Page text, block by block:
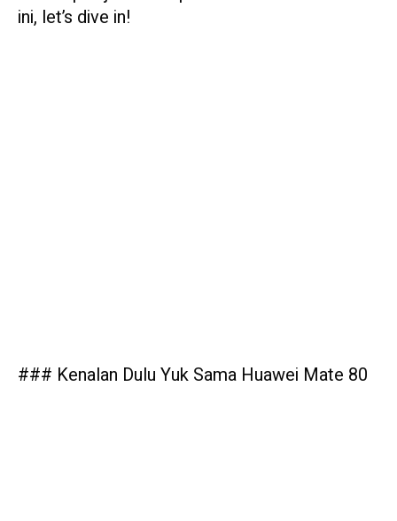
ini, let’s dive in!
### Kenalan Dulu Yuk Sama Huawei Mate 80